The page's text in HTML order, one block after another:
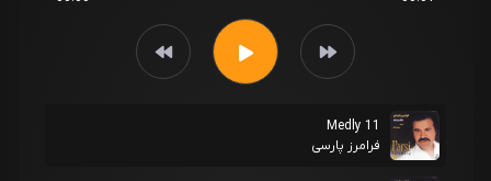
11 Medly
فرامرز پارسی